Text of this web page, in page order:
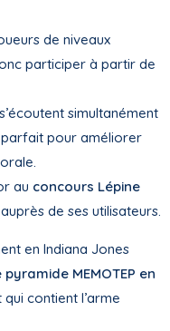
de niveaux
participer à partir de
simultanément
parfait pour améliorer
au concours Lépine
de ses utilisateurs.
en Indiana Jones
MEMOTEP en
contient l’arme